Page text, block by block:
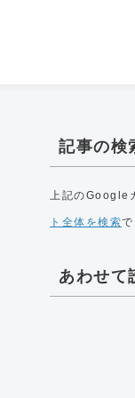
記事の検
上記のGoogle
ト全体を検索で
あわせて